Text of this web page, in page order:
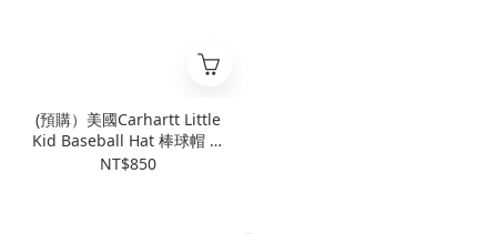
(預購）美國Carhartt Little
Kid Baseball Hat 棒球帽 小
孩
NT$850